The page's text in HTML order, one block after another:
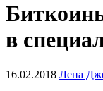
в
16.02.2018 Лена